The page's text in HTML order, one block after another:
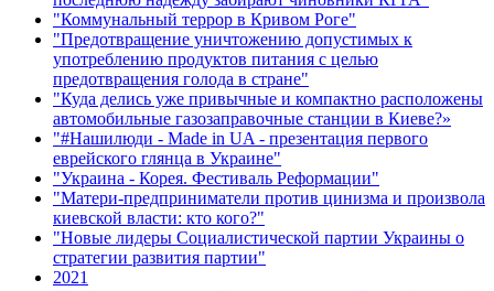
"Коммунальный террор в Кривом Роге"
"Предотвращение уничтожению допустимых к
употреблению продуктов питания с целью
предотвращения голода в стране"
"Куда делись уже привычные и компактно расположены
автомобильные газозаправочные станции в Киеве?»
"#Нашилюди - Made in UA - презентация первого
еврейского глянца в Украине"
"Украина - Корея. Фестиваль Реформации"
"Матери-предприниматели против цинизма и произвола
киевской власти: кто кого?"
"Новые лидеры Социалистической партии Украины о
стратегии развития партии"
2021